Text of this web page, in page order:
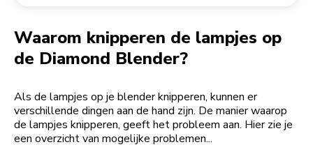
Waarom knipperen de lampjes op
de Diamond Blender?
Als de lampjes op je blender knipperen, kunnen er
verschillende dingen aan de hand zijn. De manier waarop
de lampjes knipperen, geeft het probleem aan. Hier zie je
een overzicht van mogelijke problemen...